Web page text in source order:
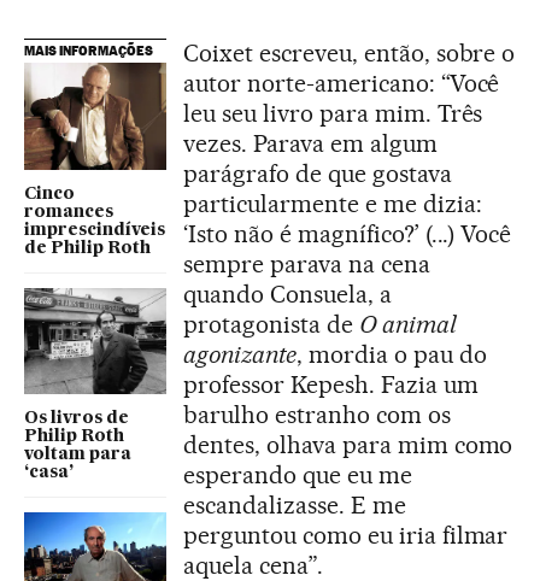
MAIS INFORMAÇÕES
Cinco
romances
imprescindíveis
de Philip Roth
Os livros de
Philip Roth
voltam para
‘casa’
Coixet escreveu, então, sobre o
autor norte-americano: “Você
leu seu livro para mim. Três
vezes. Parava em algum
parágrafo de que gostava
particularmente e me dizia:
‘Isto não é magnífico?’ (...) Você
sempre parava na cena
quando Consuela, a
protagonista de O animal
agonizante, mordia o pau do
professor Kepesh. Fazia um
barulho estranho com os
dentes, olhava para mim como
esperando que eu me
escandalizasse. E me
perguntou como eu iria filmar
aquela cena”.